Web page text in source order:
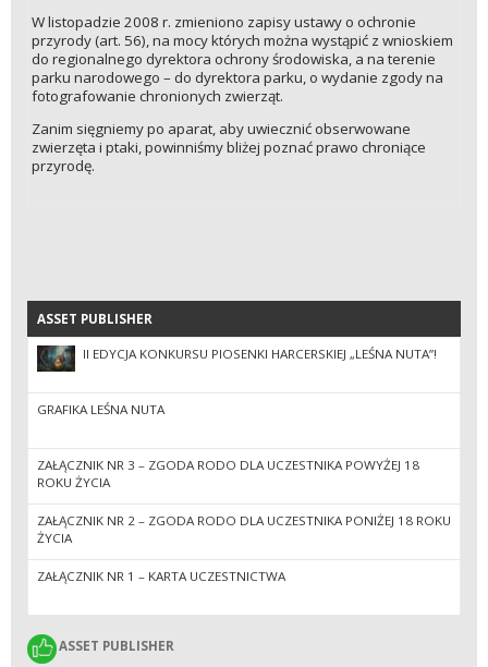
W listopadzie 2008 r. zmieniono zapisy ustawy o ochronie
przyrody (art. 56), na mocy których można wystąpić z wnioskiem
do regionalnego dyrektora ochrony środowiska, a na terenie
parku narodowego – do dyrektora parku, o wydanie zgody na
fotografowanie chronionych zwierząt.
Zanim sięgniemy po aparat, aby uwiecznić obserwowane
zwierzęta i ptaki, powinniśmy bliżej poznać prawo chroniące
przyrodę.
ASSET PUBLISHER
ASSET PUBLISHER
II EDYCJA KONKURSU PIOSENKI HARCERSKIEJ „LEŚNA NUTA”!
GRAFIKA LEŚNA NUTA
ZAŁĄCZNIK NR 3 – ZGODA RODO DLA UCZESTNIKA POWYŻEJ 18
ROKU ŻYCIA
ZAŁĄCZNIK NR 2 – ZGODA RODO DLA UCZESTNIKA PONIŻEJ 18 ROKU
ŻYCIA
ZAŁĄCZNIK NR 1 – KARTA UCZESTNICTWA
ASSET PUBLISHER
ASSET PUBLISHER